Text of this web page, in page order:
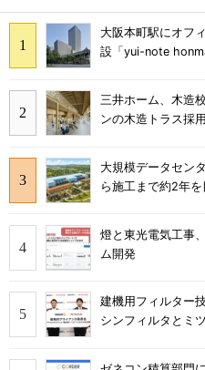
大阪本町駅にオフ
設「yui-note
三井ホーム、木造
ンの木造トラス採用
大規模データセン
ら施工まで約2年を
燈と東光電気工事
ム開発
建機用フィルター
シンフィルタとミ